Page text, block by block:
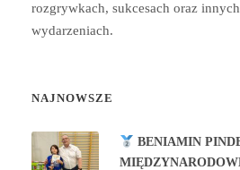
rozgrywkach, sukcesach oraz
wydarzeniach.
NAJNOWSZE
BENIAMIN